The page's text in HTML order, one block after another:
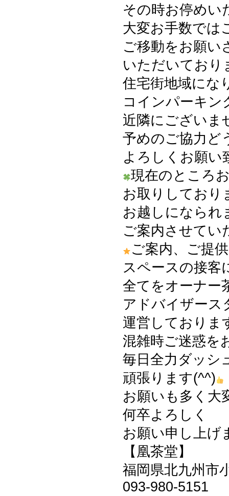
その時お停めい
大変お手数では
ご移動をお願い
いただいており
住宅街地域にな
コインパーキン
近隣にございま
予めのご協力ど
よろしくお願い
現在のところ
お取りしており
お越しになられ
ご案内させてい
ご案内、ご提
スペースの接客
全てをオーナー
アドバイザース
運営しておりま
混雑時ご迷惑を
毎日全力ダッシ
頑張ります(^^)
お願いも多く大
何卒よろしく
お願い申し上げ
【凰茶堂】
福岡県北九州市
093-980-5151